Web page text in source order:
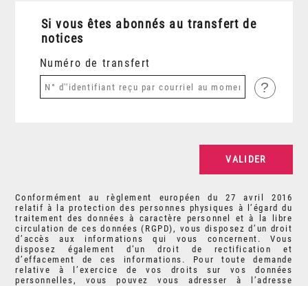
Si vous êtes abonnés au transfert de
notices
Numéro de transfert
?
Conformément au règlement européen du 27 avril 2016
relatif à la protection des personnes physiques à l’égard du
traitement des données à caractère personnel et à la libre
circulation de ces données (RGPD), vous disposez d’un droit
d’accès aux informations qui vous concernent. Vous
disposez également d’un droit de rectification et
d’effacement de ces informations. Pour toute demande
relative à l’exercice de vos droits sur vos données
personnelles, vous pouvez vous adresser à l’adresse